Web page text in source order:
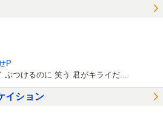
P
つけるのに 笑う 君がキライだ...
イション